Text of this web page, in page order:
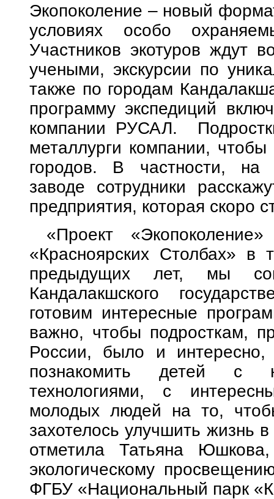
Экопоколение – новый
условиях особо
Участников экотуров ждут
учеными, экскурсии по
также по городам
программу экспедиций
компании РУСАЛ.
металлурги компании, чтобы
городов. В частности, на
заводе сотрудники
предприятия, которая скоро
«Проект
«Красноярских Столбах»
предыдущих лет, мы
Кандалакшского
готовим интересные
важно, чтобы подросткам,
России, было и
познакомить детей с
технологиями, с
молодых людей на то,
захотелось улучшить жизнь
отметила Татьяна
экологическому
ФГБУ «Национальный парк